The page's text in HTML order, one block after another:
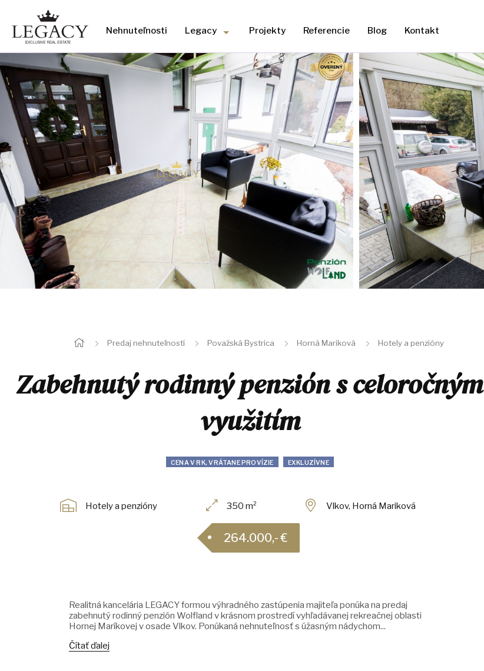
Nehnuteľnosti Legacy Projekty Referencie Blog Kontakt
Predaj nehnuteľností Považská Bystrica Horná Mariková Hotely a penzióny
Zabehnutý rodinný penzión s celoročným
využitím
CENA V RK, VRÁTANE PROVÍZIE EXKLUZÍVNE
Hotely a penzióny 350 m² Vlkov, Horná Mariková
264.000,- €
Realitná kancelária LEGACY formou výhradného zastúpenia majiteľa ponúka na predaj
zabehnutý rodinný penzión Wolfland v krásnom prostredí vyhľadávanej rekreačnej oblasti
Hornej Maríkovej v osade Vlkov. Ponúkaná nehnuteľnosť s úžasným nádychom...
Čítať ďalej